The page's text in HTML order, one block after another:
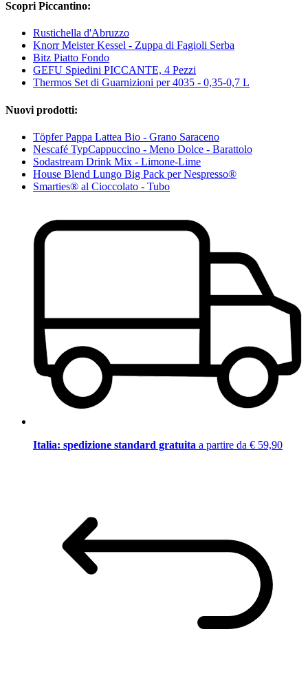
Scopri Piccantino:
Rustichella d'Abruzzo
Knorr Meister Kessel - Zuppa di Fagioli Serba
Bitz Piatto Fondo
GEFU Spiedini PICCANTE, 4 Pezzi
Thermos Set di Guarnizioni per 4035 - 0,35-0,7 L
Nuovi prodotti:
Töpfer Pappa Lattea Bio - Grano Saraceno
Nescafé TypCappuccino - Meno Dolce - Barattolo
Sodastream Drink Mix - Limone-Lime
House Blend Lungo Big Pack per Nespresso®
Smarties® al Cioccolato - Tubo
Italia: spedizione standard gratuita a partire da € 59,90